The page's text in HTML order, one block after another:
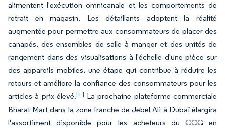
alimentent l'exécution omnicanale et les comportements de
retrait en magasin. Les détaillants adoptent la réalité
augmentée pour permettre aux consommateurs de placer des
canapés, des ensembles de salle à manger et des unités de
rangement dans des visualisations à l'échelle d'une pièce sur
des appareils mobiles, une étape qui contribue à réduire les
retours et améliore la confiance des consommateurs pour les
articles à prix élevé.[1] La prochaine plateforme commerciale
Bharat Mart dans la zone franche de Jebel Ali à Dubaï élargira
l'assortiment disponible pour les acheteurs du CCG en